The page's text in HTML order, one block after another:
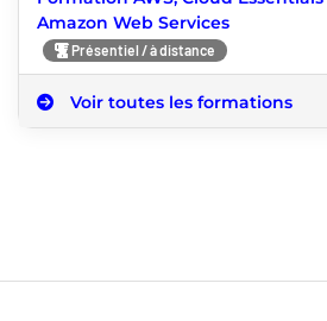
Amazon Web Services
Présentiel / à distance
Voir toutes les formations